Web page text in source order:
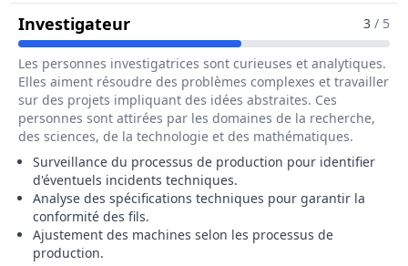
InvestigateurPour Le Métier De Fileur / 3 / 5
Les personnes investigatrices sont curieuses et analytiques.
Elles aiment résoudre des problèmes complexes et travailler
sur des projets impliquant des idées abstraites. Ces
personnes sont attirées par les domaines de la recherche,
des sciences, de la technologie et des mathématiques.
Surveillance du processus de production pour identifier
d'éventuels incidents techniques.
Analyse des spécifications techniques pour garantir la
conformité des fils.
Ajustement des machines selon les processus de
production.